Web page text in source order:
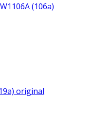
(106a)
original